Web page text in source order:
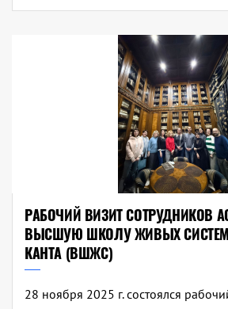
РАБОЧИЙ ВИЗИТ СОТРУДНИКОВ
ВЫСШУЮ ШКОЛУ ЖИВЫХ
КАНТА (ВШЖС)
28 ноября 2025 г. состоялся